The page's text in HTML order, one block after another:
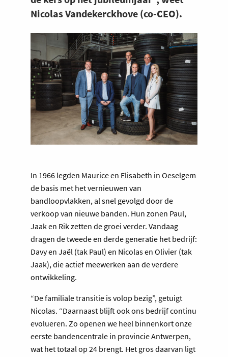
Nicolas Vandekerckhove (co-CEO).
In 1966 legden Maurice en Elisabeth in Oeselgem
de basis met het vernieuwen van
bandloopvlakken, al snel gevolgd door de
verkoop van nieuwe banden. Hun zonen Paul,
Jaak en Rik zetten de groei verder. Vandaag
dragen de tweede en derde generatie het bedrijf:
Davy en Jaël (tak Paul) en Nicolas en Olivier (tak
Jaak), die actief meewerken aan de verdere
ontwikkeling.
“De familiale transitie is volop bezig”, getuigt
Nicolas. “Daarnaast blijft ook ons bedrijf continu
evolueren. Zo openen we heel binnenkort onze
eerste bandencentrale in provincie Antwerpen,
wat het totaal op 24 brengt. Het gros daarvan ligt